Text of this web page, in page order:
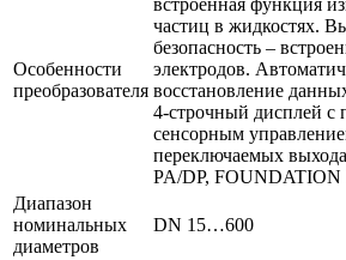
Особенности
преобразователя
частиц в жидкостях.
безопасность –
электродов.
восстановление
4-строчный дисплей с
сенсорным
переключаемых
PA/DP, FOUNDATION
Диапазон
номинальных
диаметров
DN 15…600